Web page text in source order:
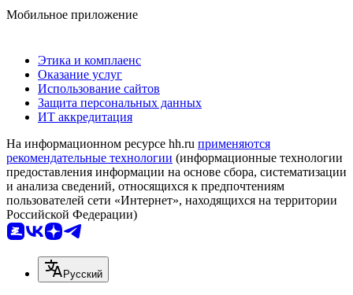
Мобильное приложение
Этика и комплаенс
Оказание услуг
Использование сайтов
Защита персональных данных
ИТ аккредитация
На информационном ресурсе hh.ru применяются
рекомендательные технологии (информационные технологии
предоставления информации на основе сбора, систематизации
и анализа сведений, относящихся к предпочтениям
пользователей сети «Интернет», находящихся на территории
Российской Федерации)
Русский